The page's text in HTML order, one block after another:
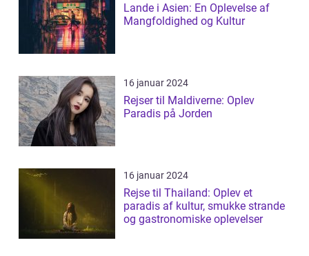
Lande i Asien: En Oplevelse af
Mangfoldighed og Kultur
16 januar 2024
Rejser til Maldiverne: Oplev
Paradis på Jorden
16 januar 2024
Rejse til Thailand: Oplev et
paradis af kultur, smukke strande
og gastronomiske oplevelser